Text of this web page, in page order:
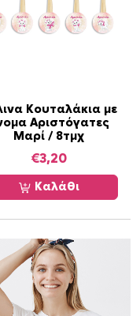
Κουταλάκια με
Αριστόγατες
Μαρί / 8τμχ
€3,20
Καλάθι